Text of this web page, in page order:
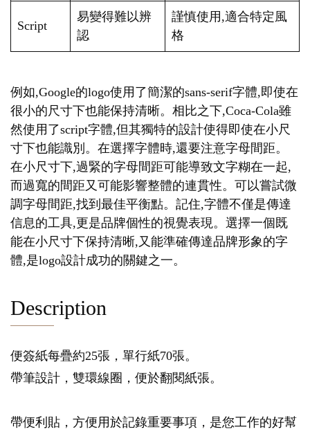
Script
易變得難以辨
認
謹慎使用,適合特定風
格
例如,Google的logo使用了簡潔的sans-serif字體,即使在
很小的尺寸下也能保持清晰。相比之下,Coca-Cola雖
然使用了script字體,但其獨特的設計使得即使在小尺
寸下也能識別。在選擇字體時,還要注意字母間距。
在小尺寸下,過緊的字母間距可能導致文字糊在一起,
而過寬的間距又可能影響整體的連貫性。可以嘗試微
調字母間距,找到最佳平衡點。記住,字體不僅是傳達
信息的工具,更是品牌個性的視覺表現。選擇一個既
能在小尺寸下保持清晰,又能準確傳達品牌形象的字
體,是logo設計成功的關鍵之一。
Description
便簽紙每疊約25張，單行紙70張。
帶筆設計，雙環線圈，便於翻閱紙張。
帶便利貼，方便用於記錄重要事項，是您工作的好幫